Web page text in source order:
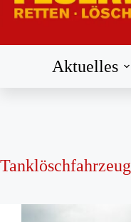
Aktuelles
Tanklöschfahrzeug